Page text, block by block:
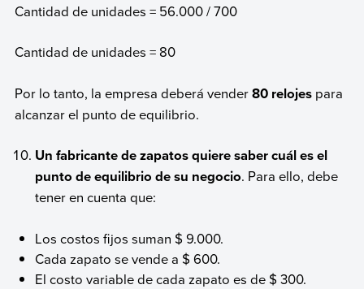
Cantidad de unidades = 56.000 / 700
Cantidad de unidades = 80
Por lo tanto, la empresa deberá vender80 relojespara
alcanzar el punto de equilibrio.
Un fabricante de zapatos quiere saber cuál es el
punto de equilibrio de su negocio. Para ello, debe
tener en cuenta que:
Los costos fijos suman $ 9.000.
Cada zapato se vende a $ 600.
El costo variable de cada zapato es de $ 300.